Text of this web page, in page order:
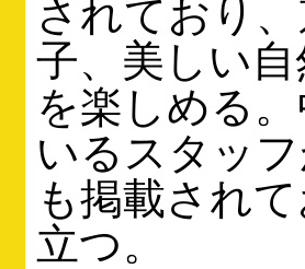
されており
子、美しい
を楽しめる
いるスタッ
も掲載され
立つ。